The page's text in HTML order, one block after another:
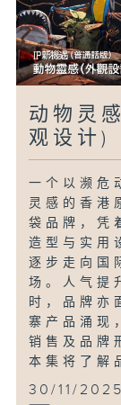
动物灵
观设计)
一个以濒危
灵感的香港
袋品牌，凭
造型与实用
逐步走向国
场。人气提
时，品牌亦
寨产品涌现
销售及品牌
本集将了解
30/11/2025